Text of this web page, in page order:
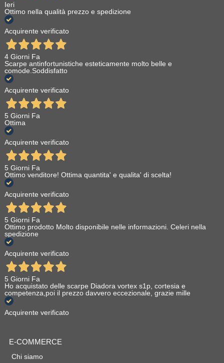
Ieri
Ottimo nella qualità prezzo e spedizione
Acquirente verificato
4 Giorni Fa
Scarpe antinfortunistiche esteticamente molto belle e
comode.Soddisfatto
Acquirente verificato
5 Giorni Fa
Ottima
Acquirente verificato
5 Giorni Fa
Ottimo venditore! Ottima quantita' e qualita' di scelta!
Acquirente verificato
5 Giorni Fa
Ottimo prodotto Molto disponibile nelle informazioni. Celeri nella
spedizione
Acquirente verificato
5 Giorni Fa
Ho acquistato delle scarpe Diadora vortex s1p, cortesia e
competenza,poi il prezzo davvero eccezionale, grazie mille
Acquirente verificato
E-COMMERCE
Chi siamo